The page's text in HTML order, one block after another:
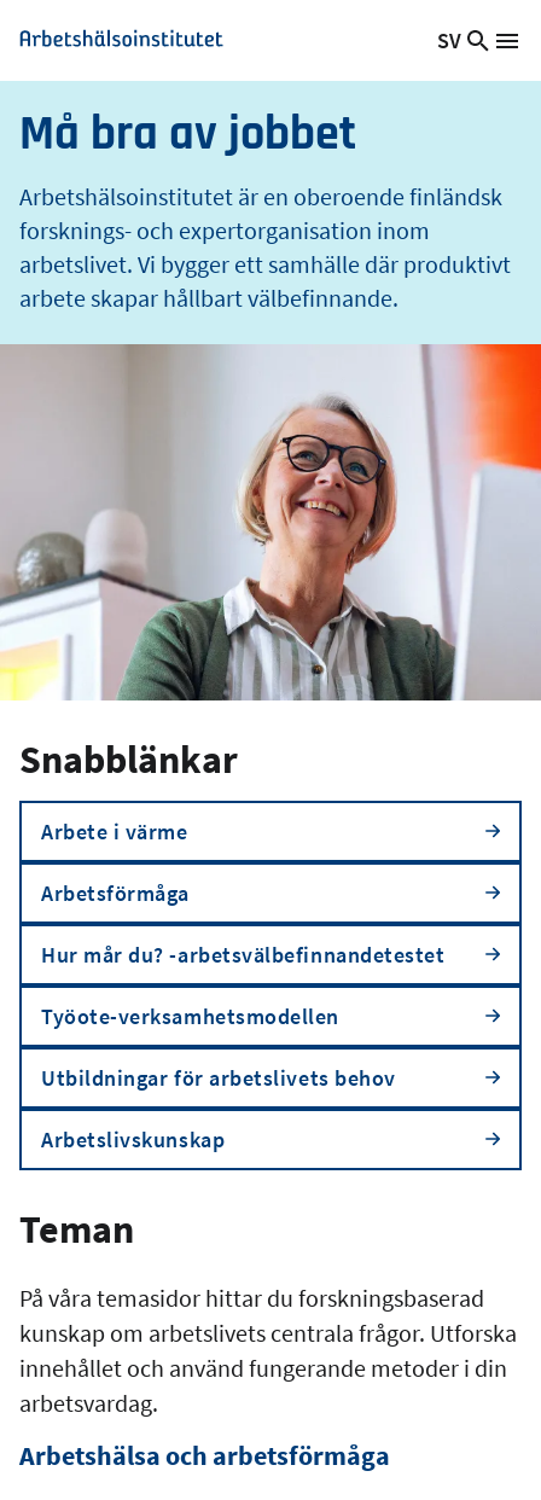
Hoppa
till
huvudinnehåll
Arbetshälsoinstitutet
Växla
språk,
SV
Sök
på
e
t
Må bra av jobbet
Arbetshälsoinstitutet är en oberoende finländsk
forsknings- och expertorganisation inom
arbetslivet. Vi bygger ett samhälle där produktivt
arbete skapar hållbart välbefinnande.
Snabblänkar
Arbete i värme
Arbetsförmåga
Hur mår du? -arbetsvälbefinnandetestet
Työote-verksamhetsmodellen
Utbildningar för arbetslivets behov
Arbetslivskunskap
Teman
På våra temasidor hittar du forskningsbaserad
kunskap om arbetslivets centrala frågor. Utforska
innehållet och använd fungerande metoder i din
arbetsvardag.
Arbetshälsa och arbetsförmåga